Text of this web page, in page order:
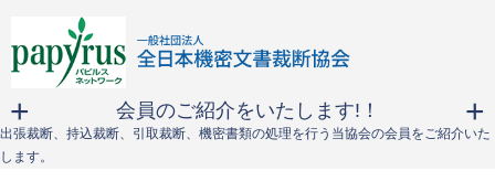
会員のご紹介をいたします!！
出張裁断、持込裁断、引取裁断、機密書類の処理を行う当協会の会員をご紹介いた
します。